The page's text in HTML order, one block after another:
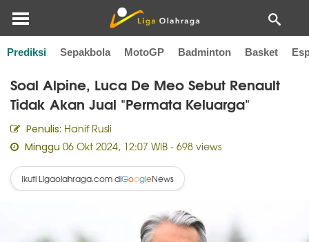
Prediksi Sepakbola MotoGP Badminton Basket
Home F1
Soal Alpine, Luca De Meo Sebut Renault
Tidak Akan Jual "Permata Keluarga"
Penulis: Hanif Rusli
Minggu 06 Okt 2024, 12:07 WIB - 698 views
Ikuti Ligaolahraga.com diGoogleNews